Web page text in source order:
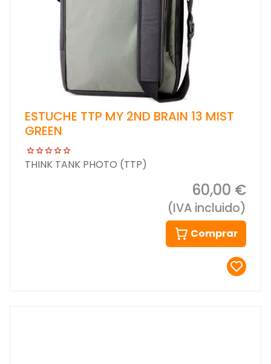
ESTUCHE TTP MY 2ND BRAIN 13 MIST
GREEN
THINK TANK PHOTO (TTP)
60,00 €
(IVA incluido)
Comprar